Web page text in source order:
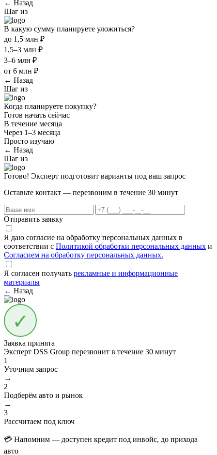
← Назад
Шаг из
В какую сумму планируете уложиться?
до 1,5 млн ₽
1,5–3 млн ₽
3–6 млн ₽
от 6 млн ₽
← Назад
Шаг из
Когда планируете покупку?
Готов начать сейчас
В течение месяца
Через 1–3 месяца
Просто изучаю
← Назад
Шаг из
Готово! Эксперт подготовит варианты под ваш запрос
Оставьте контакт — перезвоним в течение 30 минут
Отправить заявку
Я даю согласие на обработку персональных данных в
соответствии с Политикой обработки персональных данных и
Согласием на обработку персональных данных.
Я согласен получать рекламные и информационные
материалы
← Назад
Заявка принята
Эксперт DSS Group перезвонит в течение 30 минут
1
Уточним запрос
→
2
Подберём авто и рынок
→
3
Рассчитаем под ключ
💳 Напомним — доступен кредит под инвойс, до прихода
авто